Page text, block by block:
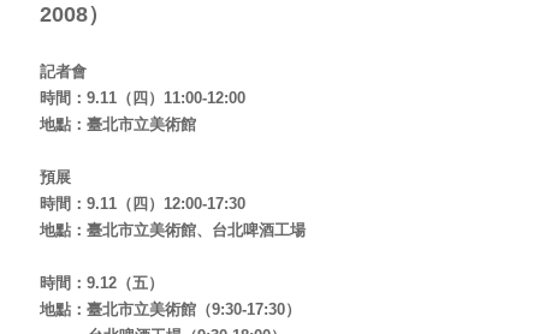
2008）
記者會
時間：9.11（四）11:00-12:00
地點：臺北市立美術館
預展
時間：9.11（四）12:00-17:30
地點：臺北市立美術館、台北啤酒工場
時間：9.12（五）
地點：臺北市立美術館（9:30-17:30）